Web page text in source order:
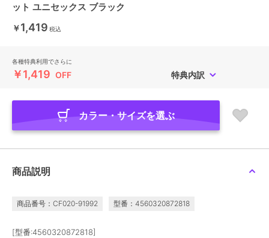
ット ユニセックス ブラック
￥1,419 税込
各種特典利用でさらに
￥1,419 OFF 特典内訳
カラー・サイズを選ぶ
商品説明
商品番号：CF020-91992 型番：4560320872818
[型番:4560320872818]